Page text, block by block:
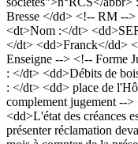
Bresse </dd> <!-- RM --
<dt>Nom :</dt>
</dt> <dd>Franck</dd>
Enseigne --> <!-- Forme
: </dt> <dd>Débits de
: </dt> <dd> place de
complement jugement --
<dd>L'état des créances
présenter réclamation